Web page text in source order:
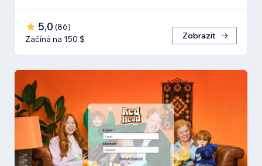
5,0 (86)
Začíná na 150 $
Zobrazit